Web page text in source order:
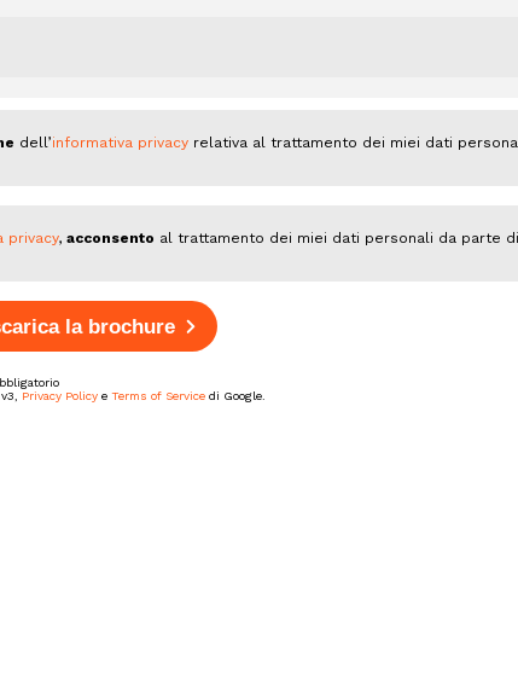
dell’informativa privacy relativa al trattamento dei miei dati
privacy, acconsento al trattamento dei miei dati personali da parte
la brochure
Privacy Policye Terms of Servicedi Google.